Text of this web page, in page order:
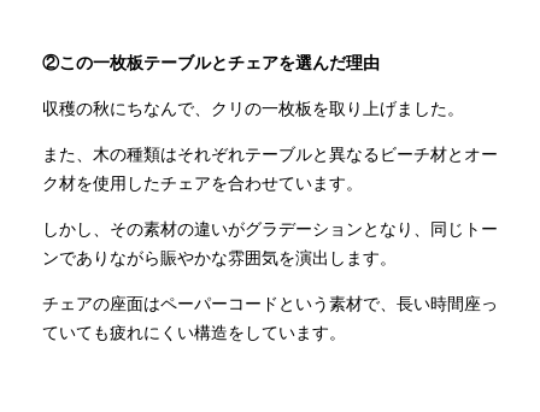
②この一枚板テーブルとチェアを選んだ理由
収穫の秋にちなんで、クリの一枚板を取り上げました。
また、木の種類はそれぞれテーブルと異なるビーチ材とオー
ク材を使用したチェアを合わせています。
しかし、その素材の違いがグラデーションとなり、同じトー
ンでありながら賑やかな雰囲気を演出します。
チェアの座面はペーパーコードという素材で、長い時間座っ
ていても疲れにくい構造をしています。